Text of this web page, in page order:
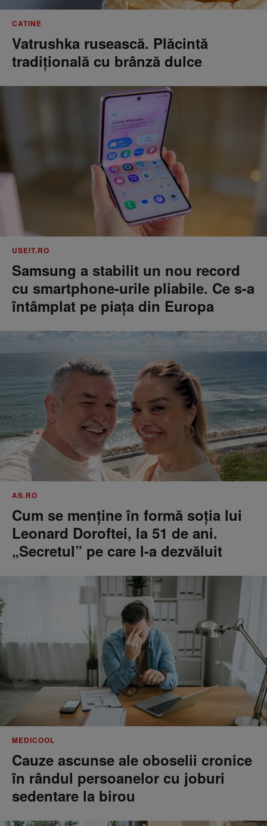
CATINE
Vatrushka rusească. Plăcintă
tradițională cu brânză dulce
USEIT.RO
Samsung a stabilit un nou record
cu smartphone-urile pliabile. Ce s-a
întâmplat pe piața din Europa
AS.RO
Cum se menţine în formă soţia lui
Leonard Doroftei, la 51 de ani.
„Secretul” pe care l-a dezvăluit
MEDICOOL
Cauze ascunse ale oboselii cronice
în rândul persoanelor cu joburi
sedentare la birou